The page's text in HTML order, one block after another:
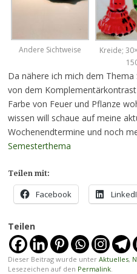
Andere Sichtweise
Kreide;
Da nähere ich mich dem
von dem
Farbe von Feuer und Pflanze
wissen will schaue auf meine
Wochenendtermine und noch
Semesterthema
Teilen mit:
Facebook
Teilen
Dieser Beitrag wurde unter Aktuelles,
Lesezeichen auf den Permalink.